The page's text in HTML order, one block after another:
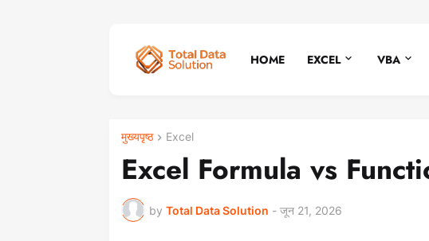
HOME EXCEL VBA
मुख्यपृष्ठ Excel
Excel Formula vs
by Total Data Solution - जून 21, 2026